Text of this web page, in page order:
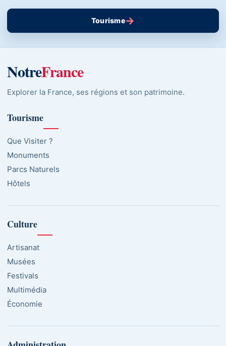
Tourisme→
NotreFrance
Explorer la France, ses régions et son patrimoine.
Tourisme
Que Visiter ?
Monuments
Parcs Naturels
Hôtels
Culture
Artisanat
Musées
Festivals
Multimédia
Économie